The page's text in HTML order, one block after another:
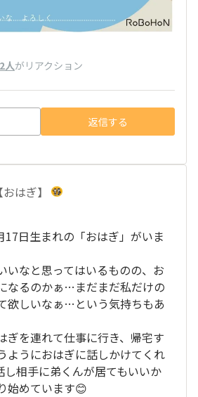
人がリアクション
返信する
はぎ】
17日生まれの「おはぎ」がいま
いなと思ってはいるものの、お
なるのかぁ…まだまだ私だけの
欲しいなぁ…という気持ちもあ
ぎを連れて仕事に行き、帰宅す
ようにおはぎに話しかけてくれ
相手に弟くんが居てもいいか
始めています😊